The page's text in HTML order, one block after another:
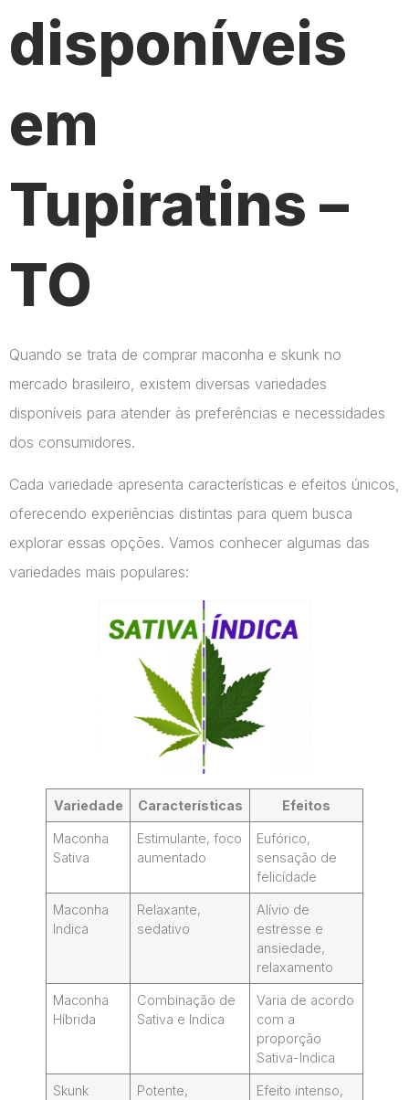
disponíveis
em
Tupiratins –
TO
Quando se trata de comprar maconha e skunk no
mercado brasileiro, existem diversas variedades
disponíveis para atender às preferências e necessidades
dos consumidores.
Cada variedade apresenta características e efeitos únicos,
oferecendo experiências distintas para quem busca
explorar essas opções. Vamos conhecer algumas das
variedades mais populares:
Variedade Características Efeitos
Maconha
Sativa
Estimulante, foco
aumentado
Eufórico,
sensação de
felicidade
Maconha
Indica
Relaxante,
sedativo
Alívio de
estresse e
ansiedade,
relaxamento
Maconha
Híbrida
Combinação de
Sativa e Indica
Varia de acordo
com a
proporção
Sativa-Indica
Skunk
Potente,
Efeito intenso,